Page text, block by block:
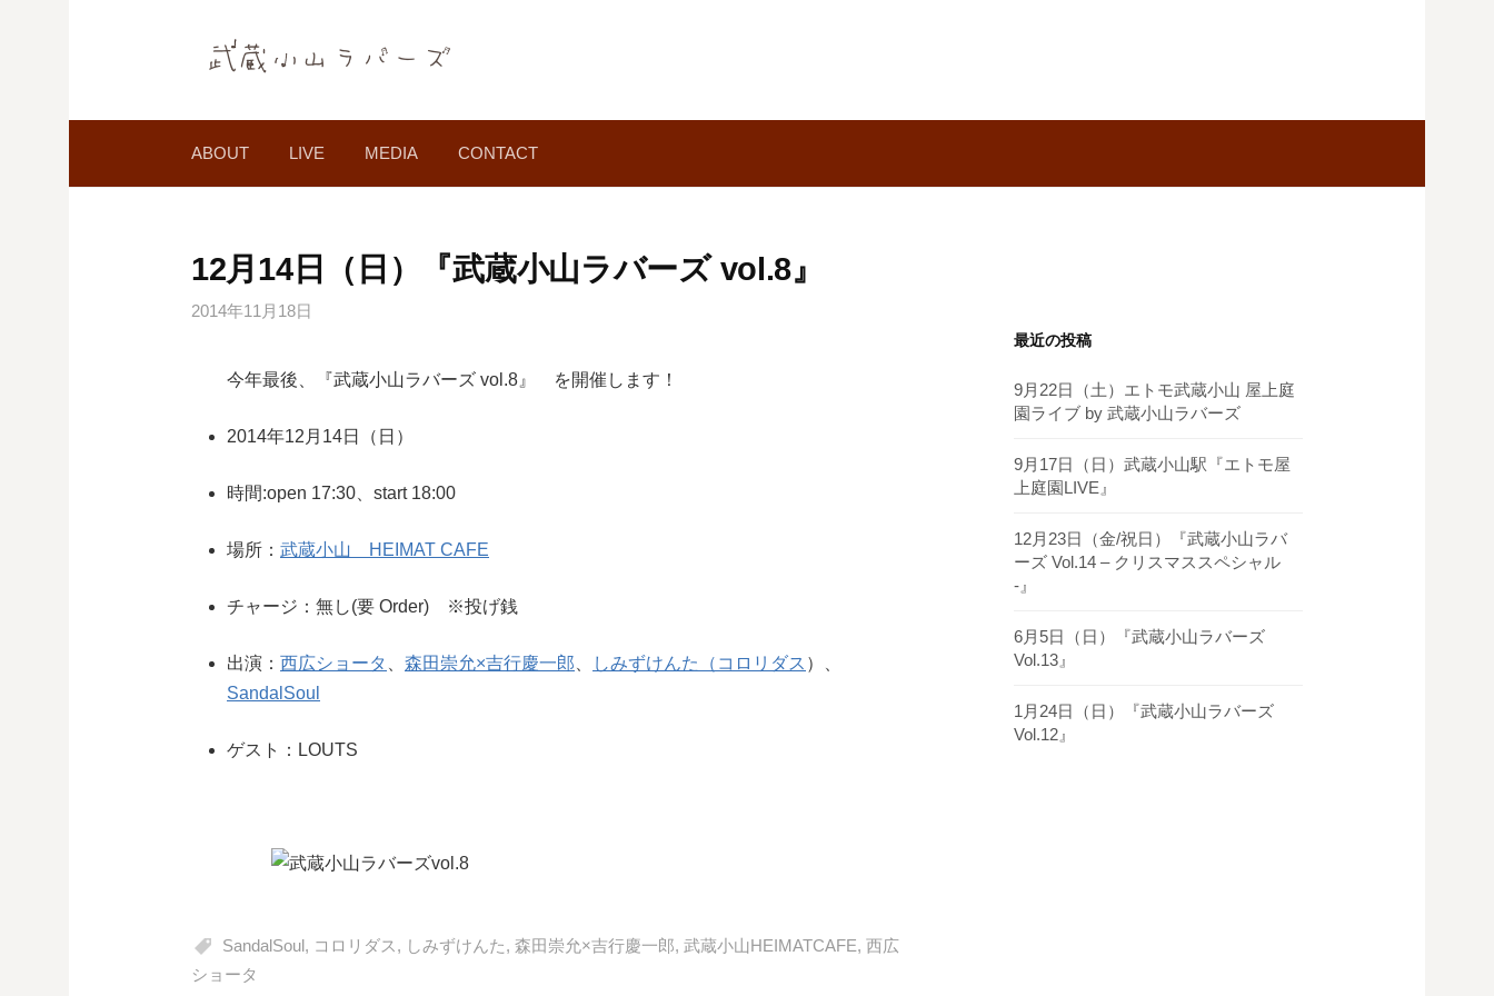
ABOUT LIVE MEDIA CONTACT
12月14日（日）『武蔵小山ラバーズ vol.8』
2014年11月18日
今年最後、『武蔵小山ラバーズ vol.8』 を開催します！
2014年12月14日（日）
時間:open 17:30、start 18:00
場所： 武蔵小山 HEIMAT CAFE
チャージ：無し(要 Order) ※投げ銭
出演： 西広ショータ 森田崇允×吉行慶一郎 しみずけんた（コロリダス ）、
SandalSoul
ゲスト：LOUTS
SandalSoul, コロリダス , しみずけんた, 森田崇允×吉行慶一郎, 武蔵小山HEIMATCAFE, 西広
ショータ
最近の投稿
9月22日（土）エトモ武蔵小山 屋上庭
園ライブ by 武蔵小山ラバーズ
9月17日（日）武蔵小山駅『エトモ屋
上庭園LIVE』
12月23日（金/祝日）『武蔵小山ラバ
ーズ Vol.14 – クリスマススペシャル
-』
6月5日（日）『武蔵小山ラバーズ
Vol.13』
1月24日（日）『武蔵小山ラバーズ
Vol.12』